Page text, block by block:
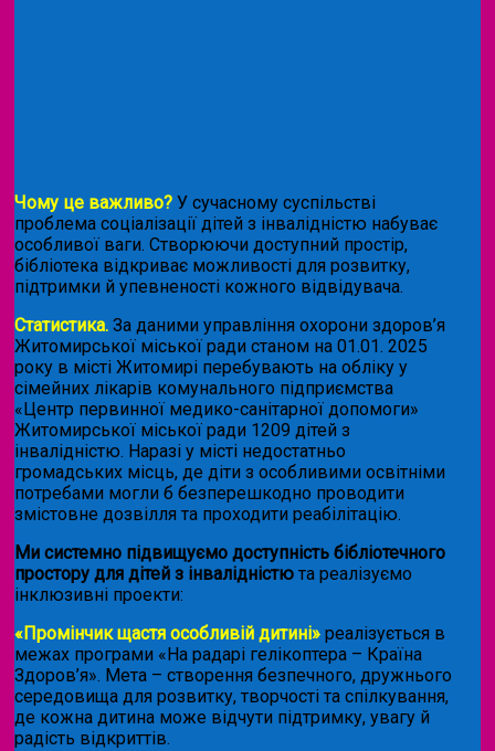
Чому це важливо? У сучасному суспільстві
проблема соціалізації дітей з інвалідністю набуває
особливої ваги. Створюючи доступний простір,
бібліотека відкриває можливості для розвитку,
підтримки й упевненості кожного відвідувача.
Статистика. За даними управління охорони здоров’я
Житомирської міської ради станом на 01.01. 2025
року в місті Житомирі перебувають на обліку у
сімейних лікарів комунального підприємства
«Центр первинної медико-санітарної допомоги»
Житомирської міської ради 1209 дітей з
інвалідністю. Наразі у місті недостатньо
громадських місць, де діти з особливими освітніми
потребами могли б безперешкодно проводити
змістовне дозвілля та проходити реабілітацію.
Ми системно підвищуємо доступність бібліотечного
простору для дітей з інвалідністю та реалізуємо
інклюзивні проекти:
«Промінчик щастя особливій дитині» реалізується в
межах програми «На радарі гелікоптера – Країна
Здоров’я». Мета – створення безпечного, дружнього
середовища для розвитку, творчості та спілкування,
де кожна дитина може відчути підтримку, увагу й
радість відкриттів.